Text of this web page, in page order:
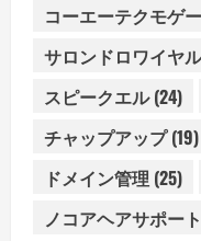
コーエーテクモゲ
サロンドロワイヤル
スピークエル(24)
チャップアップ(19)
ドメイン管理 (25)
ノコアヘアサポー